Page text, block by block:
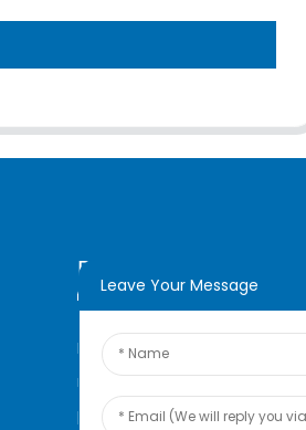
Demande En Ligne
Pour toute demande de
renseignements sur nos
produits ou notre liste de prix,
Leave Your Message